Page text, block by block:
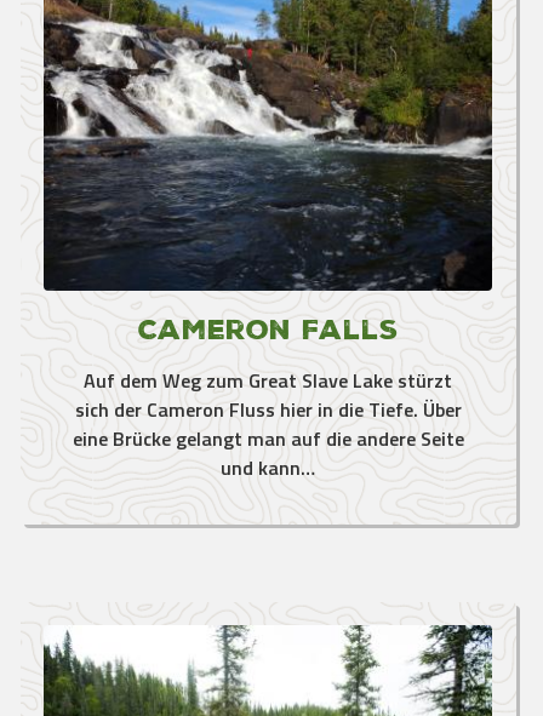
Cameron Falls
Auf dem Weg zum Great Slave Lake stürzt
sich der Cameron Fluss hier in die Tiefe. Über
eine Brücke gelangt man auf die andere Seite
und kann…